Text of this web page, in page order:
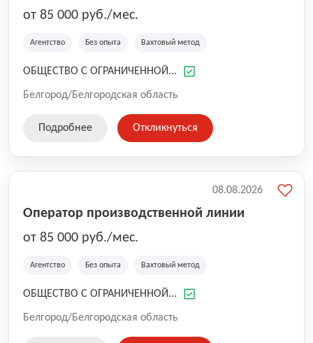
от 85 000 руб./мес.
Агентство Без опыта Вахтовый метод
ОБЩЕСТВО С ОГРАНИЧЕННОЙ...
Белгород/Белгородская область
Подробнее Откликнуться
Оператор производственной линии
от 85 000 руб./мес.
Агентство Без опыта Вахтовый метод
ОБЩЕСТВО С ОГРАНИЧЕННОЙ...
Белгород/Белгородская область
08.08.2026